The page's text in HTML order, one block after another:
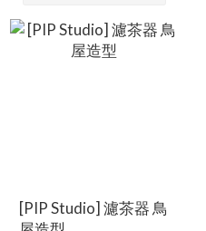
[PIP Studio] 濾茶器 鳥